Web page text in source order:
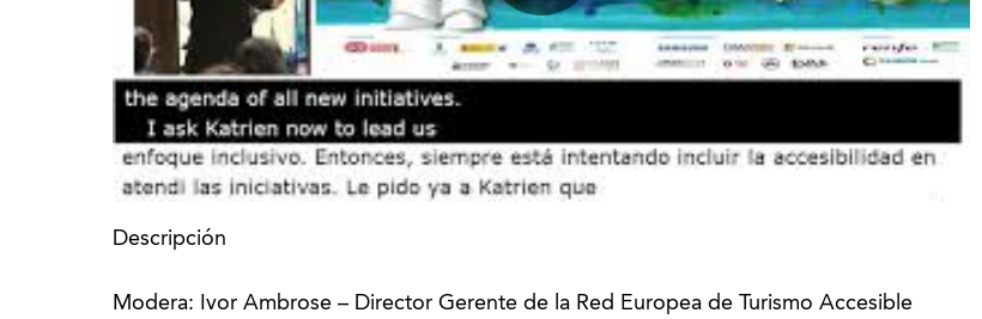
Descripción
Modera: Ivor Ambrose – Director Gerente de la Red Europea de Turismo Accesible